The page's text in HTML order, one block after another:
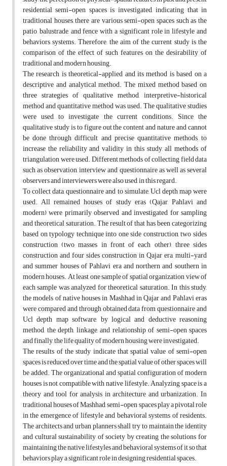
residential semi-open spaces is investigated, indicating that in
traditional houses, there are various semi-open spaces such as the
patio, balustrade, and fence with a significant role in lifestyle and
behaviors systems. Therefore, the aim of the current study is the
comparison of the effect of such features on the desirability of
traditional and modern housing.
The research is theoretical-applied and its method is based on a
descriptive and analytical method. The mixed method based on
three strategies of qualitative method, interpretive-historical
method and quantitative method was used. The qualitative studies
were used to investigate the current conditions. Since the
qualitative study is to figure out the content and nature and cannot
be done through difficult and precise quantitative methods, to
increase the reliability and validity in this study, all methods of
triangulation were used. Different methods of collecting field data
such as observation, interview and questionnaire as well as several
observers and interviewers were also used, in this regard.
To collect data, questionnaire and to simulate, Ucl depth map were
used. All remained houses of study eras (Qajar, Pahlavi and
modern) were primarily observed and investigated for sampling
and theoretical saturation. The result of that has been categorizing
based on typology technique into one side construction, two sides
construction (two masses in front of each other), three sides
construction and four sides construction in Qajar era, multi-yard
and summer houses of Pahlavi era and northern and southern in
modern houses. At least one sample of spatial organization view of
each sample was analyzed for theoretical saturation. In this study,
the models of native houses in Mashhad in Qajar and Pahlavi eras
were compared and through obtained data from questionnaire and
Ucl depth map software, by logical and deductive reasoning
method, the depth, linkage, and relationship of semi-open spaces
and finally, the life quality of modern housing were investigated.
The results of the study indicate that spatial value of semi-open
spaces is reduced over time and the spatial value of other spaces will
be added. The organizational and spatial configuration of modern
houses is not compatible with native lifestyle. Analyzing space is a
theory and tool for analysis in architecture and urbanization. In
traditional houses of Mashhad, semi-open spaces play a pivotal role
in the emergence of lifestyle and behavioral systems of residents.
The architects and urban planners shall try to maintain the identity
and cultural sustainability of society by creating the solutions for
maintaining the native lifestyles and behavioral systems of it so that
behaviors play a significant role in designing residential spaces.